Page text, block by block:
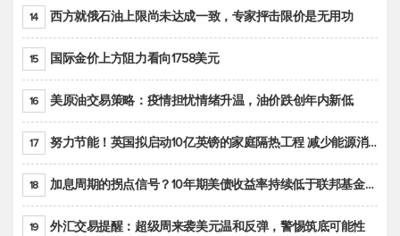
14 西方就俄石油上限尚未达成一致，专家抨击限价是无用功
15 国际金价上方阻力看向1758美元
16 美原油交易策略：疫情担忧情绪升温，油价跌创年内新低
17 努力节能！英国拟启动10亿英镑的家庭隔热工程 减少能源消耗
18 加息周期的拐点信号？10年期美债收益率持续低于联邦基金利率目标区间
19 外汇交易提醒：超级周来袭美元温和反弹，警惕筑底可能性